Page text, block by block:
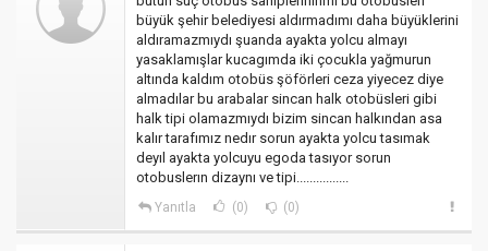
büyük şehir belediyesi aldırmadımı daha büyüklerini
aldıramazmıydı şuanda ayakta yolcu almayı
yasaklamışlar kucagımda iki çocukla yağmurun
altında kaldım otobüs şöförleri ceza yiyecez diye
almadılar bu arabalar sincan halk otobüsleri gibi
halk tipi olamazmıydı bizim sincan halkından asa
kalır tarafımız nedır sorun ayakta yolcu tasımak
deyıl ayakta yolcuyu egoda tasıyor sorun
otobuslerın dizaynı ve tipi................
Yanıtla (0) (0)